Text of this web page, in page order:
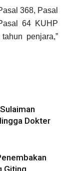
368, Pasal
64 KUHP
penjara,”
Dokter
Giting